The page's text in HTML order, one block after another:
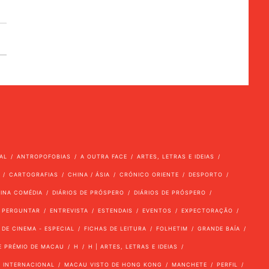
ANTROPOFOBIAS A OUTRA FACE ARTES, LETRAS E IDEIAS
CARTOGRAFIAS CHINA / ÁSIA CRÓNICO ORIENTE DESPORTO
COMÉDIA DIÁRIOS DE PRÓSPERO DIÁRIOS DE PRÓSPERO
ENTREVISTA ESTENDAIS EVENTOS EXPECTORAÇÃO
CINEMA - ESPECIAL FICHAS DE LEITURA FOLHETIM GRANDE BAÍA
PRÉMIO DE MACAU H H | ARTES, LETRAS E IDEIAS
INTERNACIONAL MACAU VISTO DE HONG KONG MANCHETE PERFIL